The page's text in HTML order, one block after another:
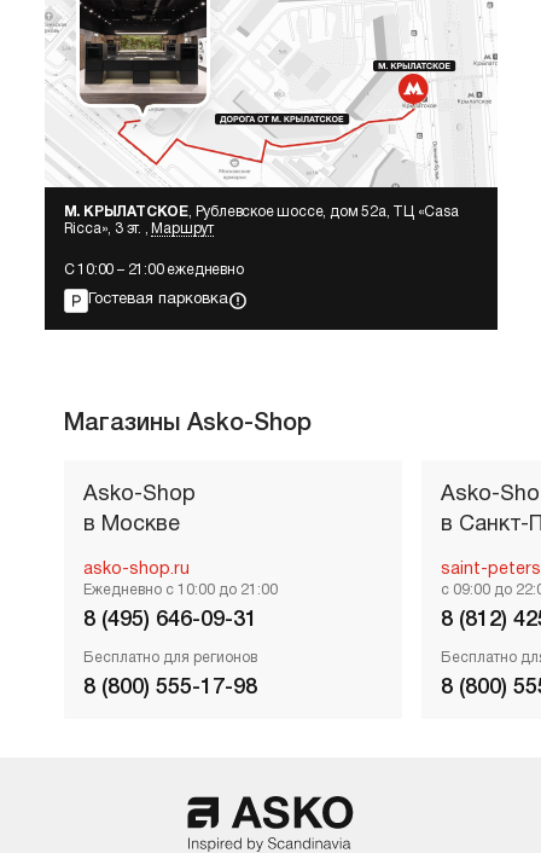
М. КРЫЛАТСКОЕ, Рублевское шоссе, дом 52а, ТЦ «Сasa
Ricca», 3 эт. ,
Маршрут
С 10:00 – 21:00 ежедневно
Гостевая парковка
Магазины Asko-Shop
Asko-Shop
в Москве
asko-shop.ru
Ежедневно с 10:00 до 21:00
8 (495) 646-09-31
Бесплатно для регионов
8 (800) 555-17-98
Asko-
в Санкт-
saint-
c 09:00 до
8 (812)
Бесплатно
8 (800)